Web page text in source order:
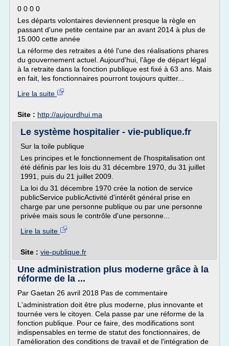
0 0 0 0
Les départs volontaires deviennent presque la règle en
passant d'une petite centaine par an avant 2014 à plus de
15.000 cette année
La réforme des retraites a été l'une des réalisations phares
du gouvernement actuel. Aujourd'hui, l'âge de départ légal
à la retraite dans la fonction publique est fixé à 63 ans. Mais
en fait, les fonctionnaires pourront toujours quitter...
Lire la suite
Site : http://aujourdhui.ma
Le système hospitalier - vie-publique.fr
Sur la toile publique
Les principes et le fonctionnement de l'hospitalisation ont
été définis par les lois du 31 décembre 1970, du 31 juillet
1991, puis du 21 juillet 2009.
La loi du 31 décembre 1970 crée la notion de service
publicService publicActivité d'intérêt général prise en
charge par une personne publique ou par une personne
privée mais sous le contrôle d'une personne...
Lire la suite
Site : vie-publique.fr
Une administration plus moderne grâce à la
réforme de la ...
Par Gaetan 26 avril 2018 Pas de commentaire
L'administration doit être plus moderne, plus innovante et
tournée vers le citoyen. Cela passe par une réforme de la
fonction publique. Pour ce faire, des modifications sont
indispensables en terme de statut des fonctionnaires, de
l'amélioration des conditions de travail et de l'intégration de